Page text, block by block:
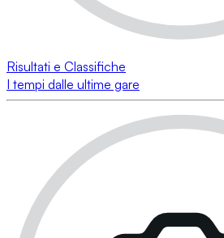
Risultati e Classifiche
I tempi dalle ultime gare